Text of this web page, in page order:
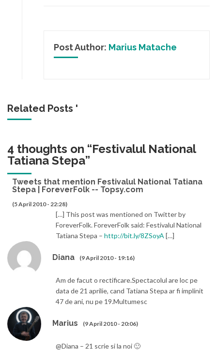
Post Author: Marius Matache
Related Posts '
4 thoughts on “Festivalul National
Tatiana Stepa”
Tweets that mention Festivalul National Tatiana
Stepa | ForeverFolk -- Topsy.com
(5 April 2010 - 22:28)
[…] This post was mentioned on Twitter by
ForeverFolk. ForeverFolk said: Festivalul National
Tatiana Stepa – http://bit.ly/8ZSoyA […]
Diana (9 April 2010 - 19:16)
Am de facut o rectificare.Spectacolul are loc pe
data de 21 aprilie, cand Tatiana Stepa ar fi implinit
47 de ani, nu pe 19.Multumesc
Marius (9 April 2010 - 20:06)
@Diana – 21 scrie si la noi 🙂